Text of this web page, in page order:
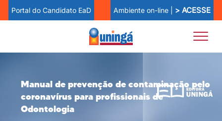
Portal do Candidato EaD Ambiente on-line | > ACESSE
Manual de prevenção de contaminação pelo
coronavírus para profissionais de
Odontologia